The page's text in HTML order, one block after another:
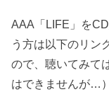
AAA「LIFE」を
う方は以下のリン
ので、聴いてみて
はできませんが…）